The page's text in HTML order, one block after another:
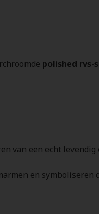
polished rvs-
van een echt
en symboliseren